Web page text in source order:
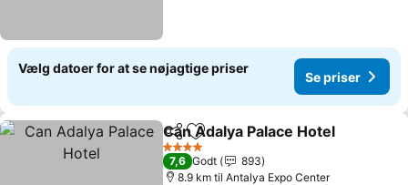
Vælg datoer for at se nøjagtige priser
Se priser
Del Føj til favoritter
Can Adalya Palace Hotel
4 Stjerner
7,6 Godt
893
8.9 km til Antalya Expo Center